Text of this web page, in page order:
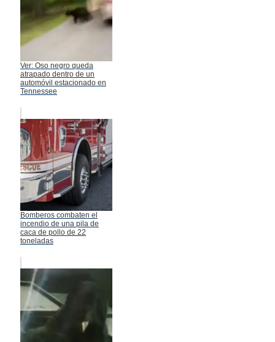
Ver: Oso negro queda
atrapado dentro de un
automóvil estacionado en
Tennessee
Bomberos combaten el
incendio de una pila de
caca de pollo de 22
toneladas